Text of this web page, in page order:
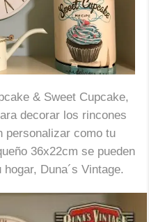
& Sweet Cupcake,
decorar los rincones
personalizar como tu
36x22cm se pueden
Duna´s Vintage.